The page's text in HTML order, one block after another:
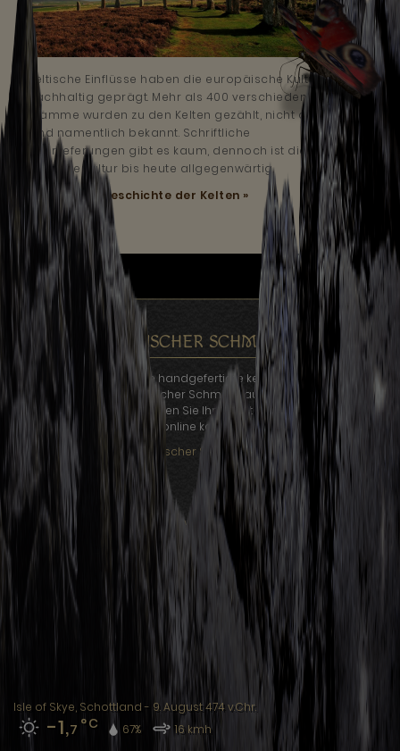
Keltische Einflüsse haben die europäische Kultur
nachhaltig geprägt. Mehr als 400 verschiedene
Stämme wurden zu den Kelten gezählt, nicht alle
sind namentlich bekannt. Schriftliche
Überlieferungen gibt es kaum, dennoch ist die
keltische Kultur bis heute allgegenwärtig.
Mehr lesen: Geschichte der Kelten »
KELTISCHER SCHMUCK
Auf Kelten.de finden Sie handgefertigte keltischer Schmuck für
jeden Geldbeutel. Keltischer Schmuck aus unterschiedlichen
Materialien, bei uns können Sie Ihren Kelten Schmuck bequem
online kaufen.
Keltischer Schmuck »
Bücher, keltischer Schmuck und Wissenswertes für alle Liebhaber
der keltischen Kultur
Lifestyles | Sitemap | Datenschutz
Impressum
Isle of Skye, Schottland - 9. August 474 v.Chr.
-1,7 °C 67% 16 kmh